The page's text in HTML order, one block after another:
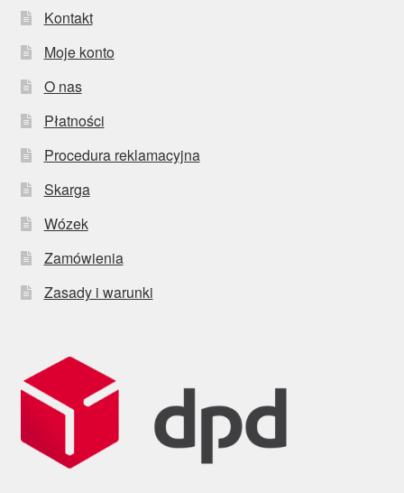
Kontakt
Moje konto
O nas
Płatności
Procedura reklamacyjna
Skarga
Wózek
Zamówienia
Zasady i warunki